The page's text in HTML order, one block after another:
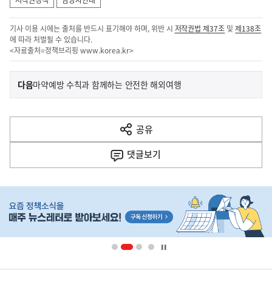
기사 이용 시에는 출처를 반드시 표기해야 하며, 위반 시 저작권법 제37조 및제138조
에 따라 처벌될 수 있습니다.
<자료출처=정책브리핑 www.korea.kr>
이
전
다
음
다음기
사
마약예방 수칙과 함께하는 안전한 해외여행
공유
열
기
댓글보기
단
영